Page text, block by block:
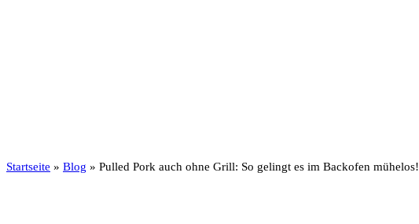
Startseite » Blog » Pulled Pork auch ohne Grill: So gelingt es im Backofen mühelos!